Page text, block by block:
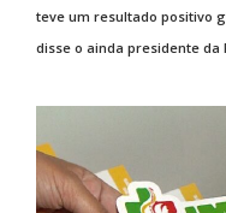
teve um resultado positivo
disse o ainda presidente da